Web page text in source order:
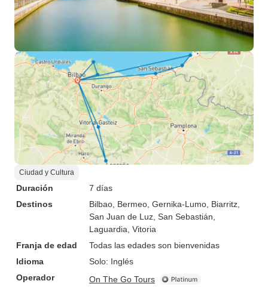
Ciudad y Cultura
Duración
7 días
Destinos
Bilbao , Bermeo , Gernika-Lumo , Biarritz
San Juan de Luz , San Sebastián
Laguardia , Vitoria
Franja de edad
Todas las edades son bienvenidas
Idioma
Solo: Inglés
Operador
On The Go Tours